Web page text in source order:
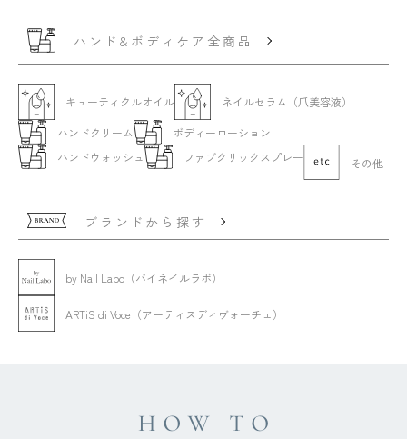
ハンド&ボディケア全商品
キューティクルオイル
ネイルセラム（爪美容液）
ハンドクリーム
ボディーローション
ハンドウォッシュ
ファブクリックスプレー その他
ブランドから探す
by Nail Labo（バイネイルラボ）
ARTiS di Voce（アーティスディヴォーチェ）